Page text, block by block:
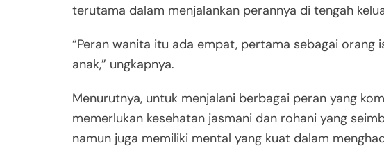
terutama dalam menjalankan perannya di tengah
“Peran wanita itu ada empat, pertama sebagai orang
anak,” ungkapnya.
Menurutnya, untuk menjalani berbagai peran yang
memerlukan kesehatan jasmani dan rohani yang
namun juga memiliki mental yang kuat dalam